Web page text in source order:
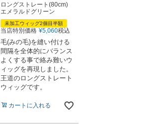
ロングストレート(80cm)
エメラルドグリーン
未加工ウィッグ2個目半額
当店特別価格 ¥5,060税込
毛(みの毛)を縫い付ける
間隔を全体的にバランス
よくする事で絡み難いウ
ィッグを再現しました。
王道のロングストレート
ウィッグです。
カートに入れる